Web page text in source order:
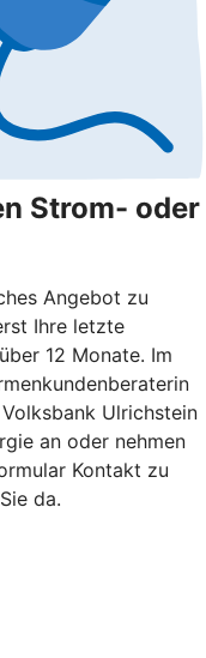
Strom- oder
Angebot zu
Ihre letzte
12 Monate. Im
Ulrichstein
an oder nehmen
Kontakt zu
da.